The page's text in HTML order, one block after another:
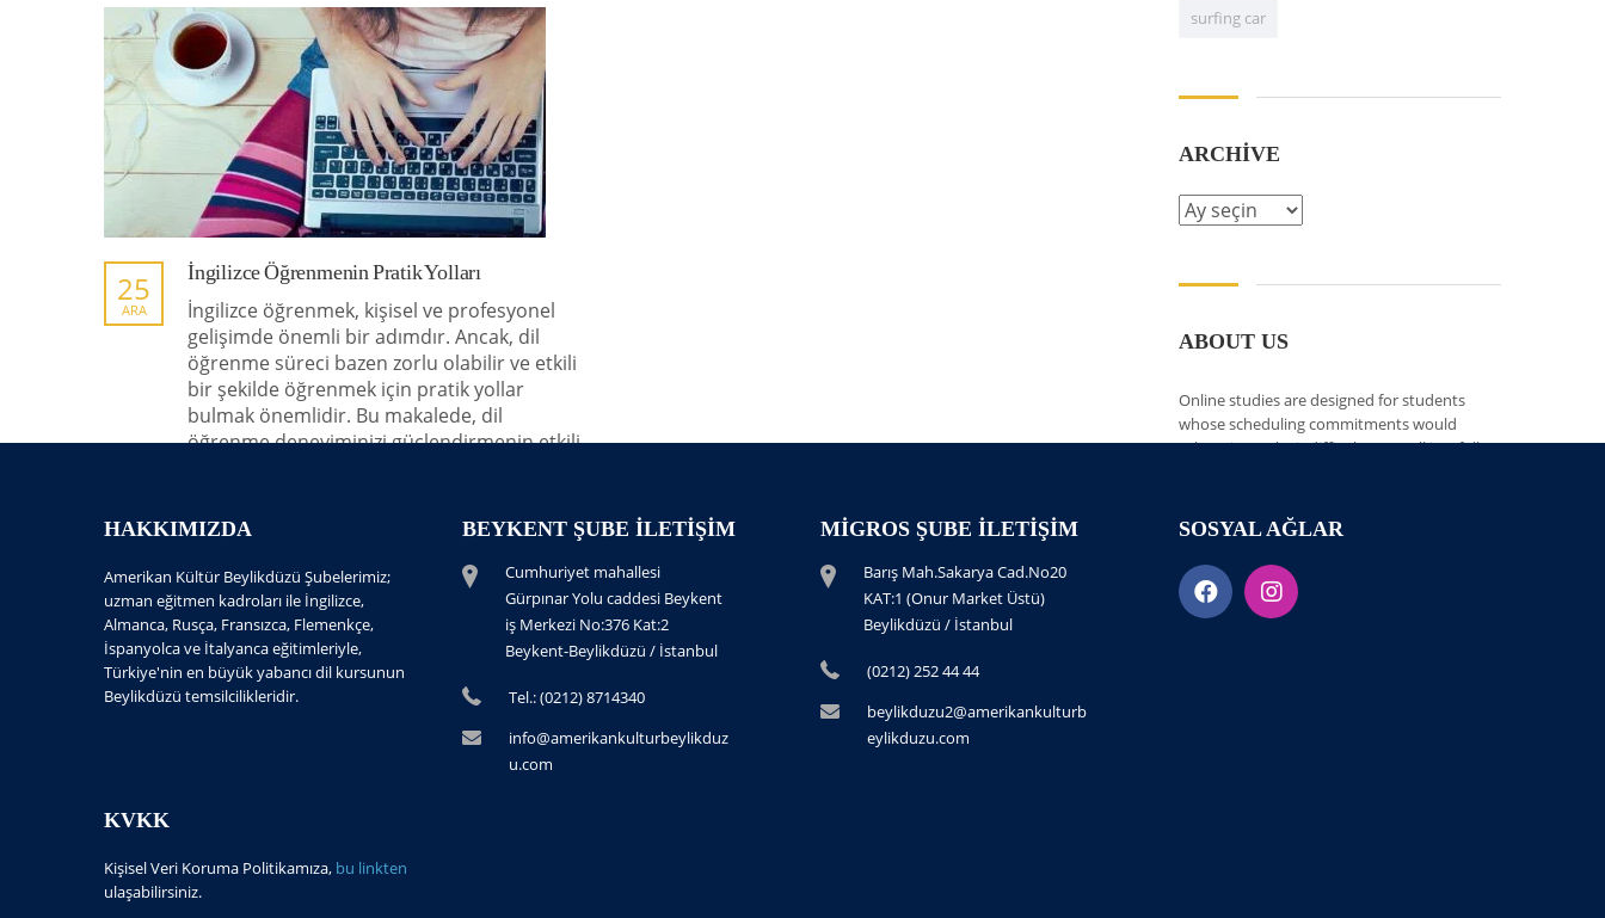
İngilizce Öğrenmenin Pratik Yolları
25
ARA
İngilizce öğrenmek, kişisel ve profesyonel
gelişimde önemli bir adımdır. Ancak, dil
öğrenme süreci bazen zorlu olabilir ve etkili
bir şekilde öğrenmek için pratik yollar
bulmak önemlidir. Bu makalede, dil
öğrenme deneyiminizi güçlendirmenin etkili
Tagler:ingilizce, ingilizce öğrenme
surfing car
ARCHIVE
ABOUT US
Online studies are designed for students
whose scheduling commitments would
otherwise make it difficult to enroll in a full-
degrees and certificate programs, online
studies are a valuable option. The resulting
qualification a graduate receives after
successfully completing.
HAKKIMIZDA
Amerikan Kültür Beylikdüzü Şubelerimiz;
uzman eğitmen kadroları ile İngilizce,
Almanca, Rusça, Fransızca, Flemenkçe,
İspanyolca ve İtalyanca eğitimleriyle,
Türkiye'nin en büyük yabancı dil kursunun
Beylikdüzü temsilcilikleridir.
BEYKENT ŞUBE İLETIŞIM
Cumhuriyet mahallesi
Gürpınar Yolu caddesi Beykent
iş Merkezi No:376 Kat:2
Beykent-Beylikdüzü / İstanbul
Tel.: (0212) 8714340
info@amerikankulturbeylikduz
u.com
MIGROS ŞUBE İLETIŞIM
Barış Mah.Sakarya Cad.No20
KAT:1 (Onur Market Üstü)
Beylikdüzü / İstanbul
(0212) 252 44 44
beylikduzu2@amerikankulturb
eylikduzu.com
SOSYAL AĞLAR
KVKK
Kişisel Veri Koruma Politikamıza, bu linkten
ulaşabilirsiniz.